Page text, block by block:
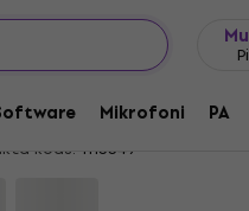
Mikrofoni PA
studijas
kods: 1113349